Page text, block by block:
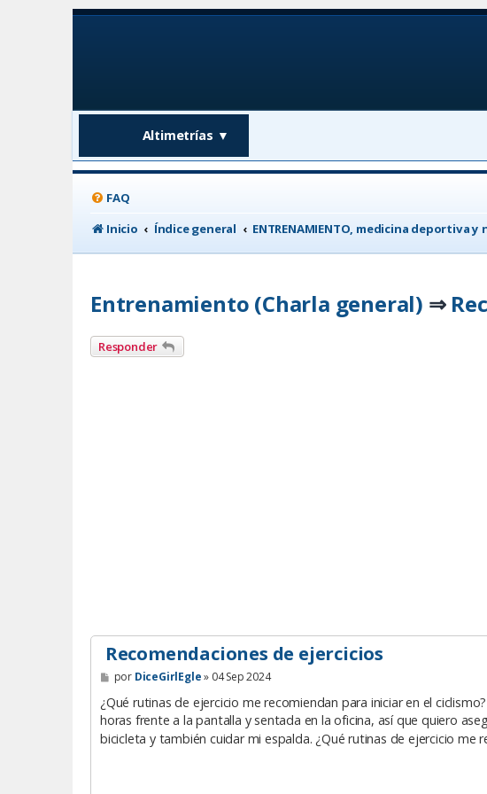
Altimetrías ▼
FAQ
Inicio
Índice general ENTRENAMIENTO, medicina deportiva
Entrenamiento (Charla general) ⇒
Responder
Recomendaciones de ejercicios
M
e
n
s
a
j
por DiceGirlEgle» 04 Sep 2024
¿Qué rutinas de ejercicio me recomiendan para iniciar en el
horas frente a la pantalla y sentada en la oficina, así que quiero
bicicleta y también cuidar mi espalda. ¿Qué rutinas de ejercicio me